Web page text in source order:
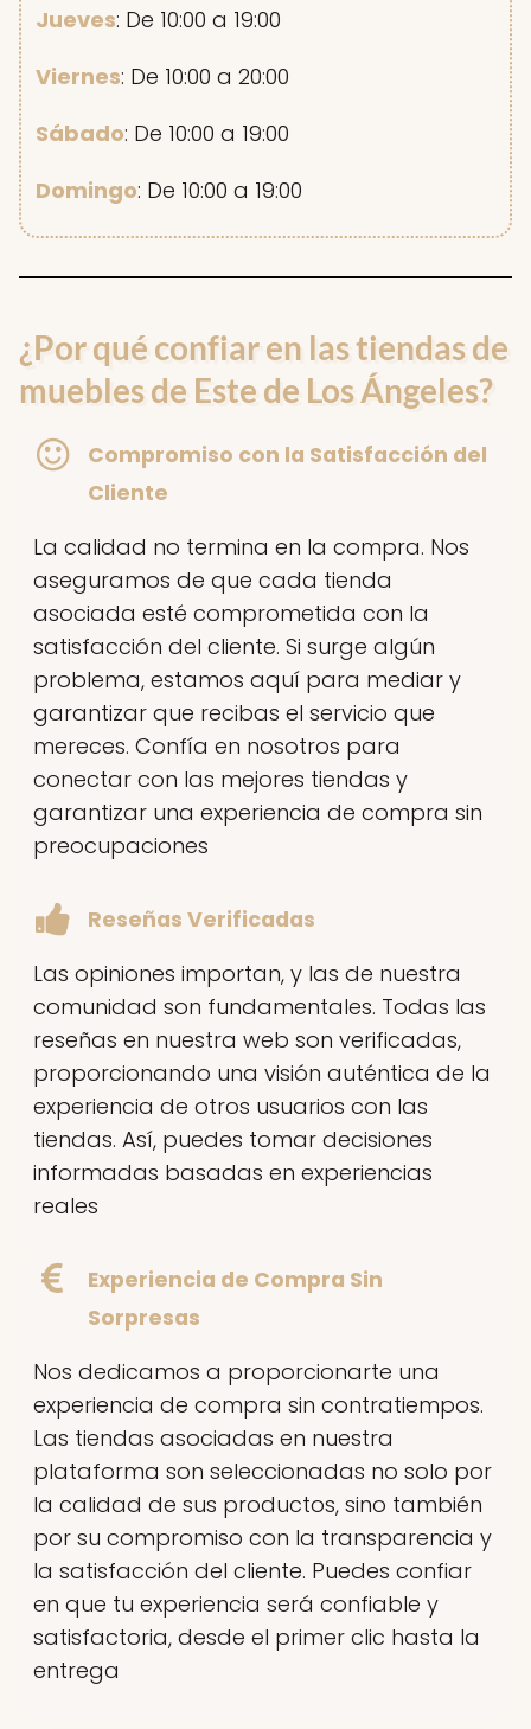
Jueves: De 10:00 a 19:00
Viernes: De 10:00 a 20:00
Sábado: De 10:00 a 19:00
Domingo: De 10:00 a 19:00
¿Por qué confiar en las tiendas de
muebles de Este de Los Ángeles?
Compromiso con la Satisfacción del
Cliente
La calidad no termina en la compra. Nos
aseguramos de que cada tienda
asociada esté comprometida con la
satisfacción del cliente. Si surge algún
problema, estamos aquí para mediar y
garantizar que recibas el servicio que
mereces. Confía en nosotros para
conectar con las mejores tiendas y
garantizar una experiencia de compra sin
preocupaciones
Reseñas Verificadas
Las opiniones importan, y las de nuestra
comunidad son fundamentales. Todas las
reseñas en nuestra web son verificadas,
proporcionando una visión auténtica de la
experiencia de otros usuarios con las
tiendas. Así, puedes tomar decisiones
informadas basadas en experiencias
reales
Experiencia de Compra Sin
Sorpresas
Nos dedicamos a proporcionarte una
experiencia de compra sin contratiempos.
Las tiendas asociadas en nuestra
plataforma son seleccionadas no solo por
la calidad de sus productos, sino también
por su compromiso con la transparencia y
la satisfacción del cliente. Puedes confiar
en que tu experiencia será confiable y
satisfactoria, desde el primer clic hasta la
entrega